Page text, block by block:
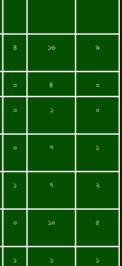
৪ ১৬ ৯
০ ৪ ০
০ ১ ০
০ ৭ ১
১ ৭ ২
০ ১০ ৫
১ ১ ১